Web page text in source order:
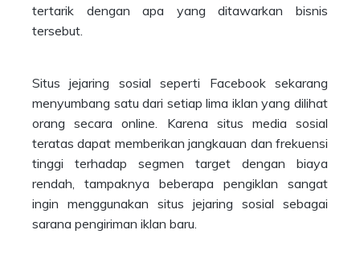
tertarik dengan apa yang ditawarkan bisnis
tersebut.
Situs jejaring sosial seperti Facebook sekarang
menyumbang satu dari setiap lima iklan yang dilihat
orang secara online. Karena situs media sosial
teratas dapat memberikan jangkauan dan frekuensi
tinggi terhadap segmen target dengan biaya
rendah, tampaknya beberapa pengiklan sangat
ingin menggunakan situs jejaring sosial sebagai
sarana pengiriman iklan baru.